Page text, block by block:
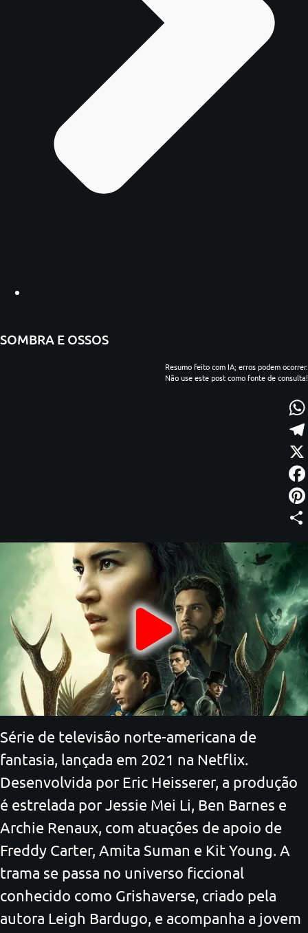
SOMBRA E OSSOS
Resumo feito com IA; erros podem ocorrer.
Não use este post como fonte de consulta!
Série de televisão norte-americana de
fantasia, lançada em 2021 na Netflix.
Desenvolvida por Eric Heisserer, a produção
é estrelada por Jessie Mei Li, Ben Barnes e
Archie Renaux, com atuações de apoio de
Freddy Carter, Amita Suman e Kit Young. A
trama se passa no universo ficcional
conhecido como Grishaverse, criado pela
autora Leigh Bardugo, e acompanha a jovem